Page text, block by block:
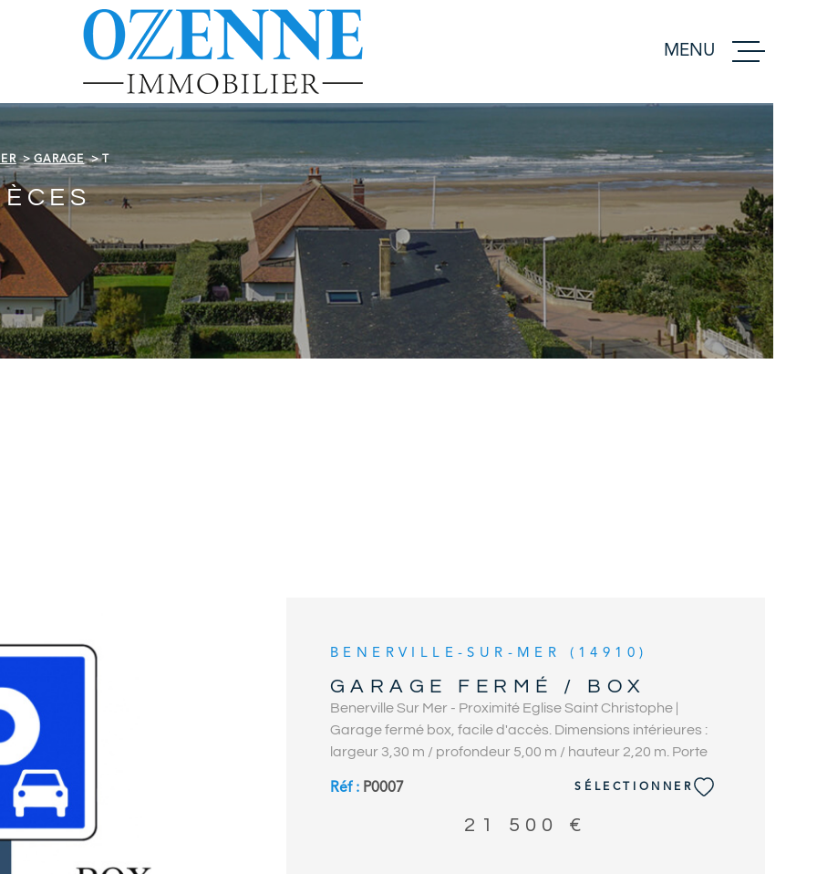
ACCUEIL
ACHETER
VENDRE
ESTIMER
MENU
GARAGE T
BENERVILLE-SUR-MER (14910)
GARAGE FERMÉ / BOX
Benerville Sur Mer - Proximité Eglise Saint Christophe |
Garage fermé box, facile d'accès. Dimensions intérieures :
largeur 3,30 m / profondeur 5,00 m / hauteur 2,20 m. Porte
Immobilier, Votre Agence Immobilière en bord de mer.
Contact : 02.31.81.05.05.
Réf : P0007 SÉLECTIONNER
21 500 €
BIEN